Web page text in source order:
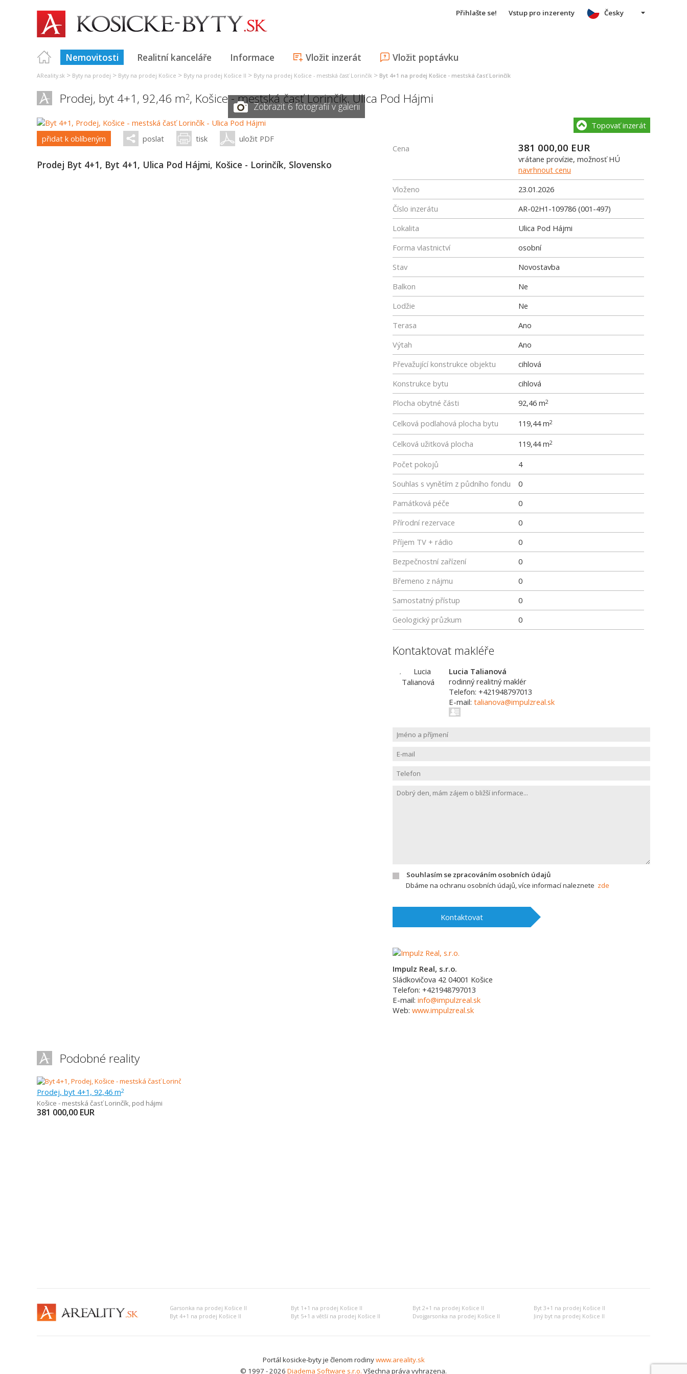
Přihlašte se! Vstup pro inzerenty
Nemovitosti Realitní kanceláře Informace Vložit inzerát Vložit poptávku
Česky
AReality.sk > Byty na prodej > Byty na prodej Košice > Byty na prodej Košice II > Byty na prodej Košice - mestská časť Lorinčík > Byt 4+1 na prodej Košice - mestská časť Lorinčík
Prodej, byt 4+1, 92,46 m2, Košice - mestská časť Lorinčík,Ulica Pod Hájmi
Zobrazit 6 fotografií v galerii
přidat k oblíbeným poslat tisk uložit PDF
Prodej Byt 4+1, Byt 4+1, Ulica Pod Hájmi, Košice - Lorinčík, Slovensko
Topovať inzerát
Cena 381 000,00 EUR
vrátane provízie, možnosť HÚ
navrhnout cenu
Vloženo
23.01.2026
Číslo inzerátu
AR-02H1-109786 (001-497)
Lokalita
Ulica Pod Hájmi
Forma vlastnictví
osobní
Stav
Novostavba
Balkon
Ne
Lodžie
Ne
Terasa
Ano
Výtah
Ano
Převažující konstrukce objektu
cihlová
Konstrukce bytu
cihlová
Plocha obytné části
92,46 m2
Celková podlahová plocha bytu 119,44 m2
Celková užitková plocha 119,44 m2
Počet pokojů
4
Souhlas s vynětím z půdního fondu
0
Památková péče
0
Přírodní rezervace
0
Příjem TV + rádio
0
Bezpečnostní zařízení
0
Břemeno z nájmu
0
Samostatný přístup
0
Geologický průzkum
0
Kontaktovat makléře
Lucia Talianová
rodinný realitný maklér
Telefon: +421948797013
E-mail: talianova@impulzreal.sk
Souhlasím se zpracováním osobních údajů
Dbáme na ochranu osobních údajů, více informací naleznete zde
Kontaktovat
Impulz Real, s.r.o.
Sládkovičova 42 04001 Košice
Telefon: +421948797013
E-mail: info@impulzreal.sk
Web: www.impulzreal.sk
Podobné reality
Prodej, byt 4+1, 92,46 m2
Košice - mestská časť Lorinčík, pod hájmi
381 000,00 EUR
Garsonka na prodej Košice II Byt 1+1 na prodej Košice II Byt 2+1 na prodej Košice II
Byt 3+1 na prodej Košice II
Byt 4+1 na prodej Košice II
Byt 5+1 a větší na prodej Košice II Dvojgarsonka na prodej Košice II Jiný byt na prodej Košice II
Portál kosicke-byty je členom rodinywww.areality.sk
© 1997 - 2026 Diadema Software s.r.o. Všechna práva vyhrazena.